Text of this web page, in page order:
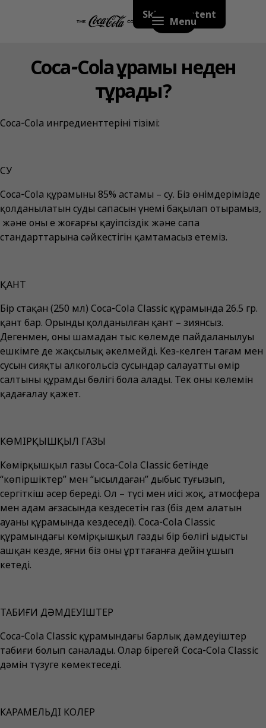
Skip to content
Menu
Coca‑Cola құрамы неден
тұрады?
Coca‑Cola ингредиенттерінің тізімі:
СУ
Coca‑Cola құрамының 85% астамы – су. Біз өнімдерімізде
қолданылатын судың сапасын үнемі бақылап отырамыз,
және оның ең жоғарғы қауіпсіздік және сапа
стандарттарына сәйкестігін қамтамасыз етеміз.
ҚАНТ
Бір стақан (250 мл) Coca‑Cola Classic құрамында 26.5 гр.
қант бар. Орынды қолданылған қант – зиянсыз.
Дегенмен, оның шамадан тыс көлемде пайдаланылуы
ешкімге де жақсылық әкелмейді. Кез-келген тағам мен
сусын сияқты алкогольсіз сусындар салауатты өмір
салтының құрамды бөлігі бола алады. Тек оның көлемін
қадағалау қажет.
КӨМІРҚЫШҚЫЛ ГАЗЫ
Көмірқышқыл газы Coca‑Cola Classic бетінде
“көпіршіктер” мен “ысылдаған” дыбыс туғызып,
сергіткіш әсер береді. Ол – түсі мен иісі жоқ, атмосфера
мен адам ағзасында кездесетін газ (біз дем алатын
ауаның құрамында кездеседі). Coca‑Cola Classic
құрамындағы көмірқышқыл газдың бір бөлігі ыдысты
ашқан кезде, яғни біз оны ұрттағанға дейін ұшып
кетеді.
ТАБИҒИ ДӘМДЕУІШТЕР
Coca‑Cola Classic құрамындағы барлық дәмдеуіштер
табиғи болып саналады. Олар бірегей Coca‑Cola Classic
дәмін түзуге көмектеседі.
КАРАМЕЛЬДІ КОЛЕР